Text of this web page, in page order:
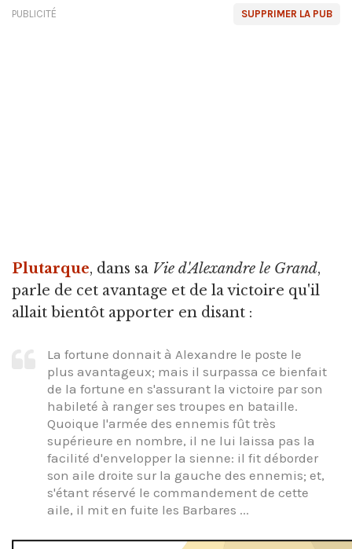
SUPPRIMER LA PUB
PUBLICITÉ
Plutarque, dans sa Vie d'Alexandre le Grand,
parle de cet avantage et de la victoire qu'il
allait bientôt apporter en disant :
La fortune donnait à Alexandre le poste le
plus avantageux; mais il surpassa ce bienfait
de la fortune en s'assurant la victoire par son
habileté à ranger ses troupes en bataille.
Quoique l'armée des ennemis fût très
supérieure en nombre, il ne lui laissa pas la
facilité d'envelopper la sienne: il fit déborder
son aile droite sur la gauche des ennemis; et,
s'étant réservé le commandement de cette
aile, il mit en fuite les Barbares ...